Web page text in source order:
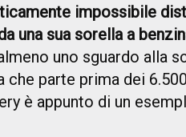
impossibile
una sua sorella a
uno sguardo alla
che parte prima dei
è appunto di un